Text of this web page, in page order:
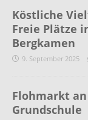
Köstliche
Freie Plätze
Bergkamen
9. September 2025
Flohmarkt
Grundschule